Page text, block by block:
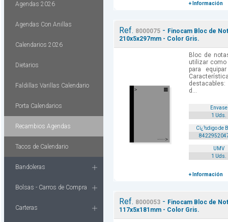
Agendas 2026
Agendas Con Anillas
Calendarios 2026
Dietarios
Faldillas Varillas Calendario
Porta Calendarios
Recambios Agendas
Tacos de Calendario
Bandoleras
Bolsas - Carros de Compra
Carteras
+ Información
Ref. 8000075- Finocam Bloc de
210x5x297mm - Color Gris.
Bloc de
utilizar como
para
d...
Envase
1 Uds.
Cï¿½digo de
UMV
1 Uds.
+ Información
Ref. 8000053- Finocam Bloc de
117x5x181mm - Color Gris.